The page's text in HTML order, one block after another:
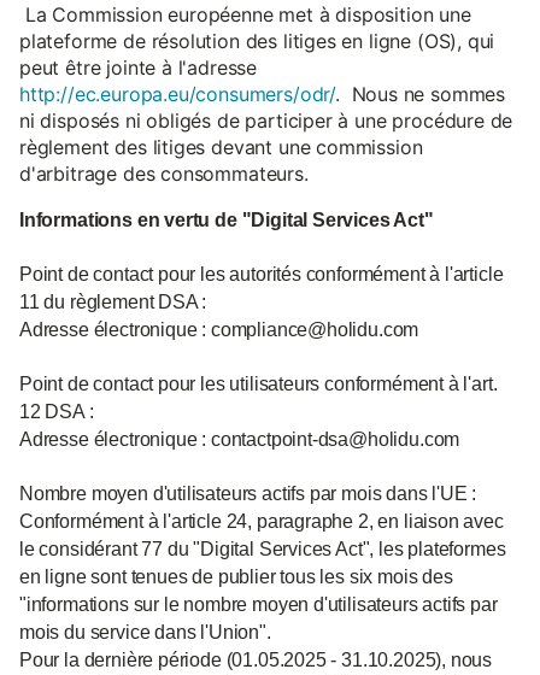
La Commission européenne met à disposition une
plateforme de résolution des litiges en ligne (OS), qui
peut être jointe à l'adresse
http://ec.europa.eu/consumers/odr/. Nous ne sommes
ni disposés ni obligés de participer à une procédure de
règlement des litiges devant une commission
d'arbitrage des consommateurs.
Informations en vertu de "Digital Services Act"
Point de contact pour les autorités conformément à l'article
11 du règlement DSA :
Adresse électronique : compliance@holidu.com
Point de contact pour les utilisateurs conformément à l'art.
12 DSA :
Adresse électronique : contactpoint-dsa@holidu.com
Nombre moyen d'utilisateurs actifs par mois dans l'UE :
Conformément à l'article 24, paragraphe 2, en liaison avec
le considérant 77 du "Digital Services Act", les plateformes
en ligne sont tenues de publier tous les six mois des
"informations sur le nombre moyen d'utilisateurs actifs par
mois du service dans l'Union".
Pour la dernière période (01.05.2025 - 31.10.2025), nous